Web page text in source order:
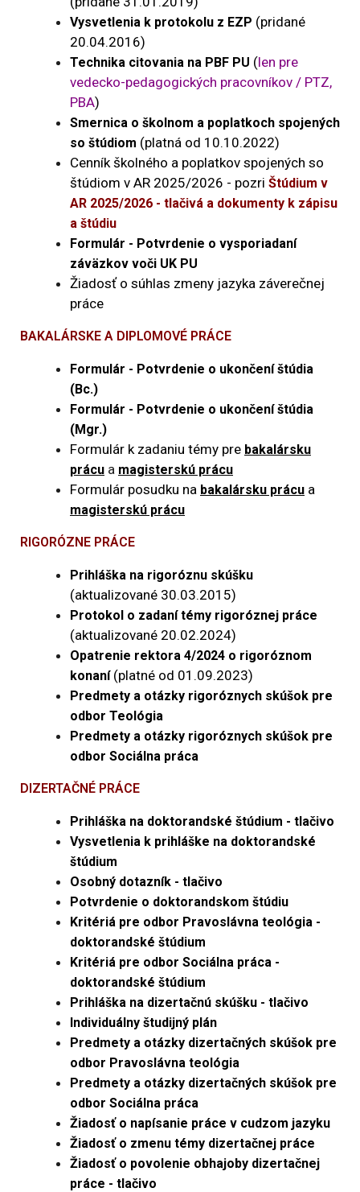
Vysvetlenia k protokolu z EZP (pridané
20.04.2016)
Technika citovania na PBF PU (len pre
vedecko-pedagogických pracovníkov / PTZ,
PBA)
Smernica o školnom a poplatkoch spojených
so štúdiom (platná od 10.10.2022)
Cenník školného a poplatkov spojených so
štúdiom v AR 2025/2026 - pozri Štúdium v
AR 2025/2026 - tlačivá a dokumenty k zápisu
a štúdiu
Formulár - Potvrdenie o vysporiadaní
záväzkov voči UK PU
Žiadosť o súhlas zmeny jazyka záverečnej
práce
BAKALÁRSKE A DIPLOMOVÉ PRÁCE
Formulár - Potvrdenie o ukončení štúdia
(Bc.)
Formulár - Potvrdenie o ukončení štúdia
(Mgr.)
Formulár k zadaniu témy pre bakalársku
prácu a magisterskú prácu
Formulár posudku na bakalársku prácu a
magisterskú prácu
RIGORÓZNE PRÁCE
Prihláška na rigoróznu skúšku
(aktualizované 30.03.2015)
Protokol o zadaní témy rigoróznej práce
(aktualizované 20.02.2024)
Opatrenie rektora 4/2024 o rigoróznom
konaní (platné od 01.09.2023)
Predmety a otázky rigoróznych skúšok pre
odbor Teológia
Predmety a otázky rigoróznych skúšok pre
odbor Sociálna práca
DIZERTAČNÉ PRÁCE
Prihláška na doktorandské štúdium - tlačivo
Vysvetlenia k prihláške na doktorandské
štúdium
Osobný dotazník - tlačivo
Potvrdenie o doktorandskom štúdiu
Kritériá pre odbor Pravoslávna teológia -
doktorandské štúdium
Kritériá pre odbor Sociálna práca -
doktorandské štúdium
Prihláška na dizertačnú skúšku - tlačivo
Individuálny študijný plán
Predmety a otázky dizertačných skúšok pre
odbor Pravoslávna teológia
Predmety a otázky dizertačných skúšok pre
odbor Sociálna práca
Žiadosť o napísanie práce v cudzom jazyku
Žiadosť o zmenu témy dizertačnej práce
Žiadosť o povolenie obhajoby dizertačnej
práce - tlačivo